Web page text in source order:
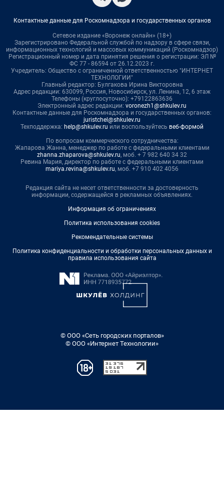
Контактные данные для Роскомнадзора и государственных органов
Сетевое издание «Воронеж онлайн» (18+)
Зарегистрировано Федеральной службой по надзору в сфере связи,
информационных технологий и массовых коммуникаций (Роскомнадзор)
Регистрационный номер и дата принятия решения о регистрации: ЭЛ №
ФС 77 - 86594 от 26.12.2023 г.
Учредитель: Общество с ограниченной ответственностью "ИНТЕРНЕТ
ТЕХНОЛОГИИ"
Главный редактор: Булгакова Ирина Викторовна
Адрес редакции: 630099, Россия, Новосибирск, ул. Ленина, 12, 6 этаж
Телефоны (круглосуточно): +79122863636
Электронный адрес редакции: voronezh1@shkulev.ru
Контактные данные для Роскомнадзора и государственных органов:
juristchel@shkulev.ru
Техподдержка: help@shkulev.ru или воспользуйтесь веб-формой
По вопросам коммерческого сотрудничества:
Жапарова Жанна, менеджер по работе с федеральными клиентами
zhanna.zhaparova@shkulev.ru, моб. + 7 982 640 34 32
Ревина Мария, директор по работе с федеральными клиентами
mariya.revina@shkulev.ru, моб. +7 910 402 4056
Редакция сайта не несет ответственности за достоверность
информации, содержащейся в рекламных объявлениях.
Информация об ограничениях
Политика использования cookies
Рекомендательные системы
Политика конфиденциальности и обработки персональных данных и
правила использования сайта
© ООО «Сеть городских порталов»
© ООО «Интернет Технологии»